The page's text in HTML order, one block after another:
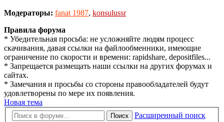
Модераторы: fanat 1987, konsulussr
Правила форума
* Убедительная просьба: не усложняйте людям процесс
скачивания, давая ссылки на файлообменники, имеющие
ограничение по скорости и времени: rapidshare, depositfiles...
* Запрещается размещать наши ссылки на других форумах и
сайтах.
* Замечания и просьбы со стороны правообладателей будут
удовлетворены по мере их появления.
Новая тема
Поиск
Расширенный поиск